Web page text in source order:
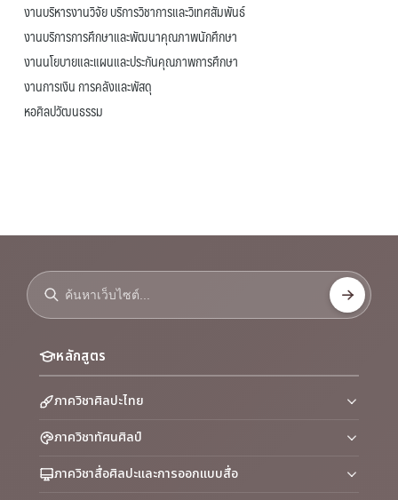
งานบริหารงานวิจัย บริการวิชาการและวิเทศสัมพันธ์
งานบริการการศึกษาและพัฒนาคุณภาพนักศึกษา
งานนโยบายและแผนและประกันคุณภาพการศึกษา
งานการเงิน การคลังและพัสดุ
หอศิลปวัฒนธรรม
หลักสูตร
ภาควิชาศิลปะไทย
ภาควิชาทัศนศิลป์
ภาควิชาสื่อศิลปะและการออกแบบสื่อ